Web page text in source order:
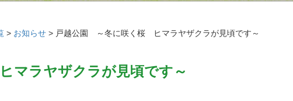
> お知らせ > 戸越公園 ～冬に咲く桜 ヒマラヤザクラが見頃です～
ラヤザクラが見頃です～